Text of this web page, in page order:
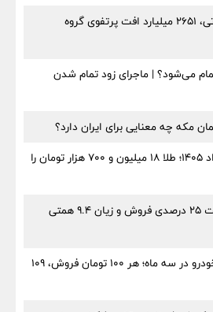
۳۷ میلیارد سود معاملاتی، ۲۶۵۱ میلیارد افت پرتفوی گروه
می‌شود؟ | ماجرای زود تمام شدن
مکه چه معنایی برای ایران دارد؟
قیمت طلا امروز ۱۵ مرداد ۱۴۰۵؛ طلا ۱۸ میلیون و ۷۰۰ هزار تومان را
سایپا زیر تیغ اعداد؛ افت ۲۵ درصدی فروش و زیان ۹.۴ همتی
زیان ۲۲.۵ همتی ایران‌خودرو در سه ماه؛ هر ۱۰۰ تومان فروش، ۱۰۹